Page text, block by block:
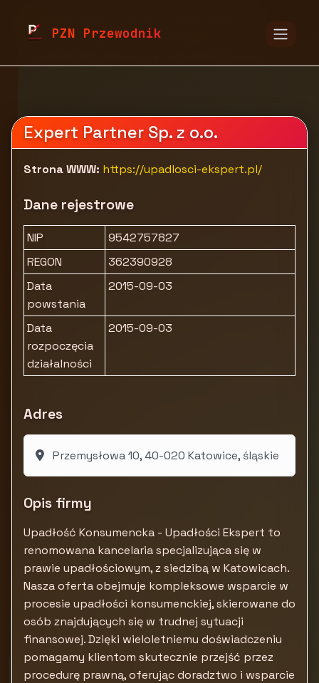
PZN Przewodnik
Finanse, księgowość i ubezpieczenia
Expert Partner Sp. z o.o.
Strona WWW: https://upadlosci-ekspert.pl/
Dane rejestrowe
NIP
9542757827
REGON
362390928
Data
powstania
2015-09-03
Data
rozpoczęcia
działalności
2015-09-03
Adres
Przemysłowa 10, 40-020 Katowice, śląskie
Opis firmy
Upadłość Konsumencka - Upadłości Ekspert to
renomowana kancelaria specjalizująca się w
prawie upadłościowym, z siedzibą w Katowicach.
Nasza oferta obejmuje kompleksowe wsparcie w
procesie upadłości konsumenckiej, skierowane do
osób znajdujących się w trudnej sytuacji
finansowej. Dzięki wieloletniemu doświadczeniu
pomagamy klientom skutecznie przejść przez
procedurę prawną, oferując doradztwo i wsparcie